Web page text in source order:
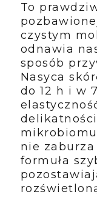
To
czystym
odnawia
sposób
Nasyca
do 12 h i w
nie
formuła